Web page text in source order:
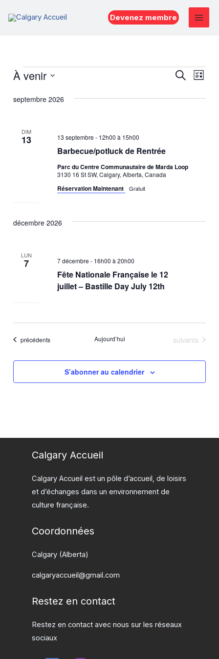
Devenez membre
Main
Évènements Recherche
Liste
À venir
une
septembre 2026
DIM
13
Barbecue/potluck de Rentrée
13 septembre - 12h00 à 15h00
Parc du Centre Communautaire de Marda Loop
3130 16 St SW, Calgary, Alberta, Canada
Réservation Maintenant Gratuit
décembre 2026
LUN
7
Fête Nationale Française le 12
juillet – Bastille Day July 12th
7 décembre - 16h00 à 20h00
Évènements
précédents Aujourd’hui Évènements
suivants
S’abonner au calendrier
Calgary Accueil
Calgary Accueil est un pôle d’accueil, de loisirs
et d’échanges dans un environnement de
culture française.
Coordonnées
Calgary (Alberta)
calgaryaccueil@gmail.com
Restez en contact
Restez en contact avec nous sur les réseaux
sociaux